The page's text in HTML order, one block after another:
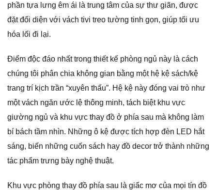
phần tựa lưng êm ái là trung tâm của sự thư giãn, được
đặt đối diện với vách tivi treo tường tinh gọn, giúp tối ưu
hóa lối đi lại.
Điểm độc đáo nhất trong thiết kế phòng ngủ này là cách
chúng tôi phân chia không gian bằng một hệ kệ sách/kệ
trang trí kịch trần “xuyên thấu”. Hệ kệ này đóng vai trò như
một vách ngăn ước lệ thông minh, tách biệt khu vực
giường ngủ và khu vực thay đồ ở phía sau mà không làm
bí bách tầm nhìn. Những ô kệ được tích hợp đèn LED hắt
sáng, biến những cuốn sách hay đồ decor trở thành những
tác phẩm trưng bày nghệ thuật.
Khu vực phòng thay đồ phía sau là giấc mơ của mọi tín đồ